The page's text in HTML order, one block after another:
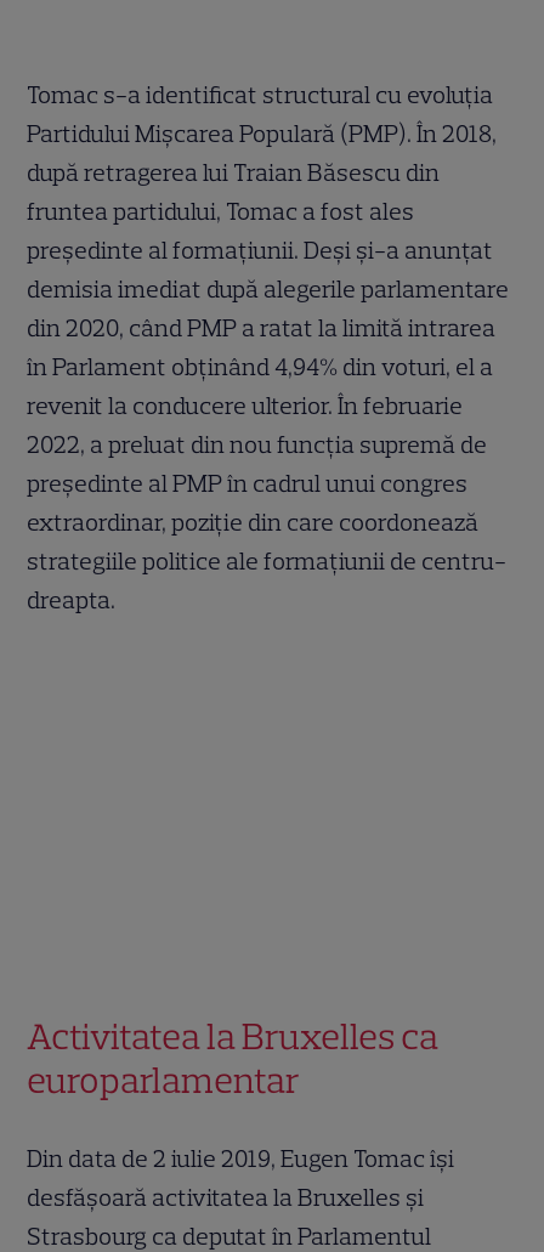
Tomac s-a identificat structural cu evoluția
Partidului Mișcarea Populară (PMP). În 2018,
după retragerea lui Traian Băsescu din
fruntea partidului, Tomac a fost ales
președinte al formațiunii. Deși și-a anunțat
demisia imediat după alegerile parlamentare
din 2020, când PMP a ratat la limită intrarea
în Parlament obținând 4,94% din voturi, el a
revenit la conducere ulterior. În februarie
2022, a preluat din nou funcția supremă de
președinte al PMP în cadrul unui congres
extraordinar, poziție din care coordonează
strategiile politice ale formațiunii de centru-
dreapta.
Activitatea la Bruxelles ca
europarlamentar
Din data de 2 iulie 2019, Eugen Tomac își
desfășoară activitatea la Bruxelles și
Strasbourg ca deputat în Parlamentul